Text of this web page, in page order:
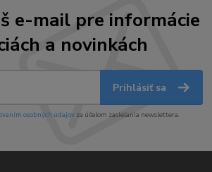
e-mail pre informácie
a novinkách
Prihlásiť sa
osobných údajov za účelom zasielania newslettera.